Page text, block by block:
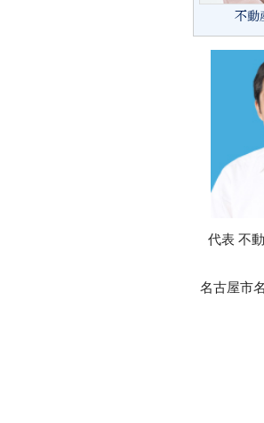
代表 不
名古屋市